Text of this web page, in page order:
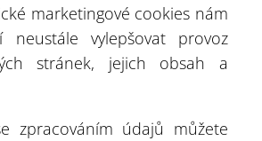
3
3
marketingové cookies nám
neustále vylepšovat provoz
stránek, jejich obsah a
zpracováním údajů můžete